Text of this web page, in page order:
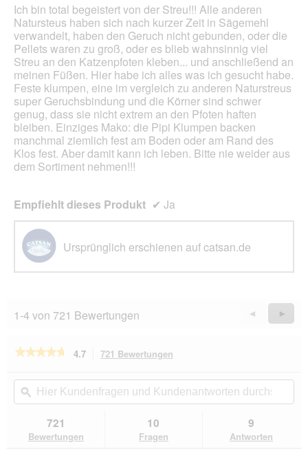
Sternen.
Ich bin total begeistert von der Streu!!! Alle anderen
Natursteus haben sich nach kurzer Zeit in Sägemehl
verwandelt, haben den Geruch nicht gebunden, oder die
Pellets waren zu groß, oder es blieb wahnsinnig viel
Streu an den Katzenpfoten kleben... und anschließend an
meinen Füßen. Hier habe ich alles was ich gesucht habe.
Feste klumpen, eine im vergleich zu anderen Naturstreus
super Geruchsbindung und die Körner sind schwer
genug, dass sie nicht extrem an den Pfoten haften
bleiben. Einziges Mako: die Pipi Klumpen backen
manchmal ziemlich fest am Boden oder am Rand des
Klos fest. Aber damit kann ich leben. Bitte nie weider aus
dem Sortiment nehmen!!!
Empfiehlt dieses Produkt ✔ Ja
Ursprünglich erschienen auf catsan.de
1-4 von 721 Bewertungen
Zurück
Reviews
◄
Weiter
►
★★★★★
★★★★★
5
lesen
CATSAN
4.7 721 Bewertungen
Aktion
navigierst
du
Bewertungen.
Hier
Kundenfragen
und
Kundenantworten
durchsuchen
ϙ
721
Bewertungen
10
Fragen
9
Antworten